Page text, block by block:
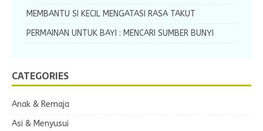
MEMBANTU SI KECIL MENGATASI RASA TAKUT
PERMAINAN UNTUK BAYI : MENCARI SUMBER BUNYI
CATEGORIES
Anak & Remaja
Asi & Menyusui